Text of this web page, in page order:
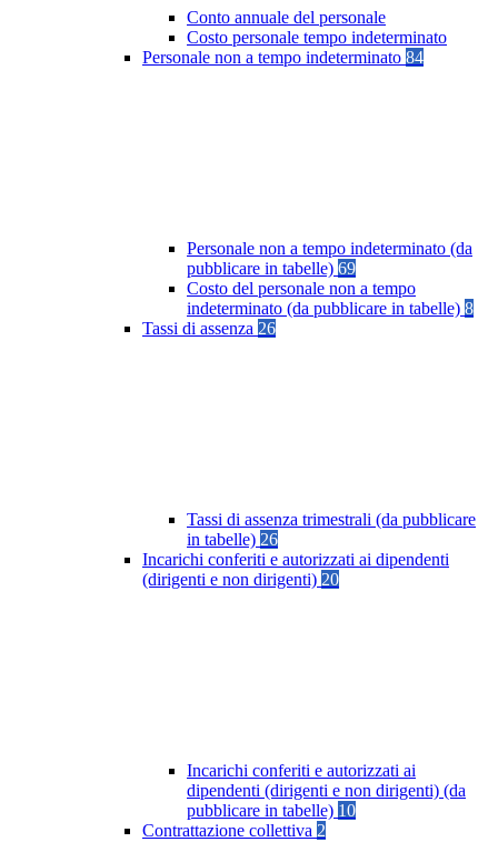
Conto annuale del personale
Costo personale tempo indeterminato
Personale non a tempo indeterminato 84
Personale non a tempo indeterminato (da
pubblicare in tabelle) 69
Costo del personale non a tempo
indeterminato (da pubblicare in tabelle) 8
Tassi di assenza 26
Tassi di assenza trimestrali (da pubblicare
in tabelle) 26
Incarichi conferiti e autorizzati ai dipendenti
(dirigenti e non dirigenti) 20
Incarichi conferiti e autorizzati ai
dipendenti (dirigenti e non dirigenti) (da
pubblicare in tabelle) 10
Contrattazione collettiva 2